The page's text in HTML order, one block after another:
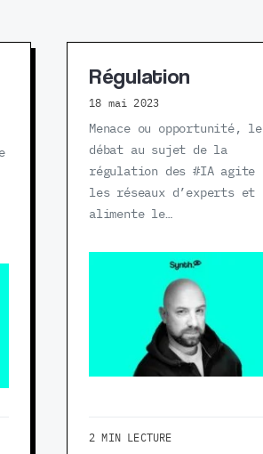
Régulation
18 mai 2023
Menace ou opportunité, le
débat au sujet de la
régulation des #IA agite
les réseaux d’experts et
alimente le…
2 MIN LECTURE